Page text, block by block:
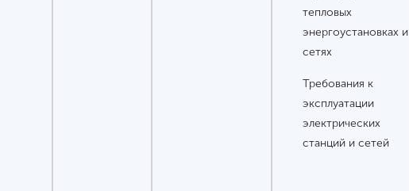
тепловых
энергоустановках и
сетях
Требования к
эксплуатации
электрических
станций и сетей